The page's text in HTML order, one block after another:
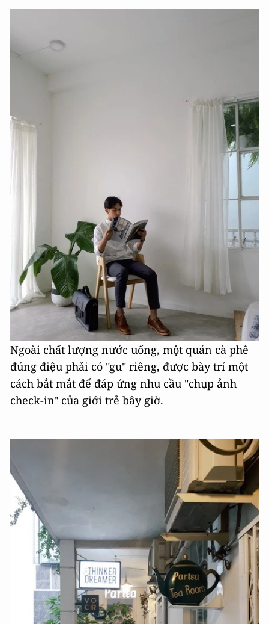
Ngoài chất lượng nước uống, một quán cà phê
đúng điệu phải có "gu" riêng, được bày trí một
cách bắt mắt để đáp ứng nhu cầu "chụp ảnh
check-in" của giới trẻ bây giờ.